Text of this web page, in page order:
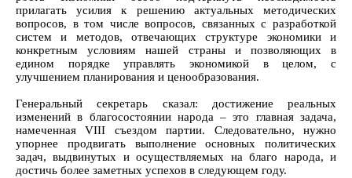
прилагать усилия к решению актуальных методических
вопросов, в том числе вопросов, связанных с разработкой
систем и методов, отвечающих структуре экономики и
конкретным условиям нашей страны и позволяющих в
едином порядке управлять экономикой в целом, с
улучшением планирования и ценообразования.
Генеральный секретарь сказал: достижение реальных
изменений в благосостоянии народа – это главная задача,
намеченная VIII съездом партии. Следовательно, нужно
упорнее продвигать выполнение основных политических
задач, выдвинутых и осуществляемых на благо народа, и
достичь более заметных успехов в следующем году.